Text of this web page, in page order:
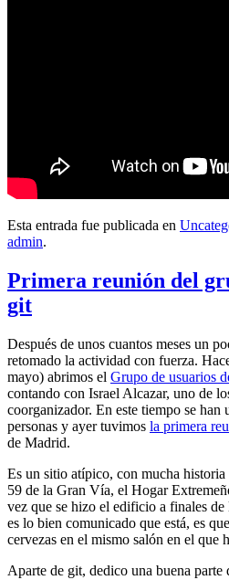
Esta entrada fue publicada en
admin.
Primera reunión del
git
Después de unos cuantos meses un
retomado la actividad con fuerza.
mayo) abrimos el Grupo de usuarios
contando con Israel Alcazar, uno de
coorganizador. En este tiempo se han
personas y ayer tuvimos la primera
de Madrid.
Es un sitio atípico, con mucha
59 de la Gran Vía, el Hogar
vez que se hizo el edificio a finales
es lo bien comunicado que está, es
cervezas en el mismo salón en el que
Aparte de git, dedico una buena